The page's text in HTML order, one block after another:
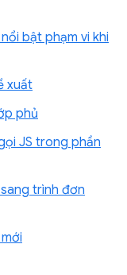
bật phạm vi khi
xuất
phủ
JS trong phần
trình đơn